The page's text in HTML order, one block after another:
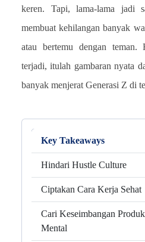
keren. Tapi, lama-lama jadi
membuat kehilangan banyak
atau bertemu dengan
terjadi, itulah gambaran nyata
banyak menjerat Generasi Z di
Key Takeaways
Hindari Hustle Culture
Ciptakan Cara Kerja Sehat
Cari Keseimbangan
Mental